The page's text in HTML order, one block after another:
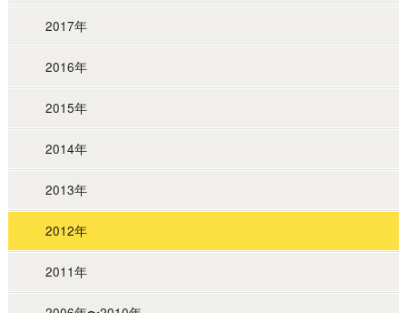
2017年
2016年
2015年
2014年
2013年
2012年
2011年